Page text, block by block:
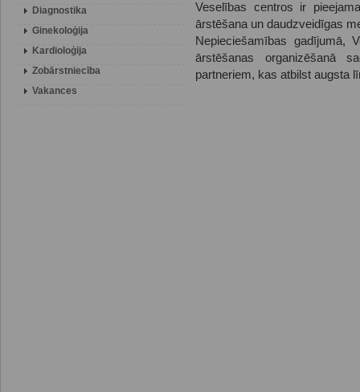
Diagnostika
Ginekoloģija
Kardioloģija
Zobārstniecība
Vakances
Veselības centros ir
ārstēšana un daudzveidīgas
Nepieciešamības gadījumā,
ārstēšanas organizēšanā
partneriem, kas atbilst augsta